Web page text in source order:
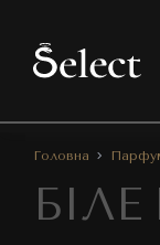
Головна